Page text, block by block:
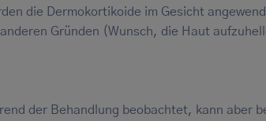
die Dermokortikoide im Gesicht
Gründen (Wunsch, die Haut
der Behandlung beobachtet, kann aber